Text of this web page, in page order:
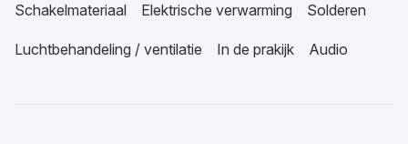
Schakelmateriaal Elektrische verwarming Solderen
Luchtbehandeling / ventilatie In de prakijk Audio